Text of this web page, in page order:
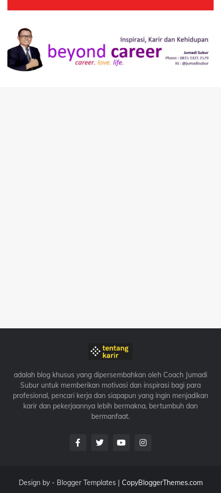
adalah blog khusus yang dipersembahkan oleh Coach Jumadi
Subur untuk memberikan motivasi dan inspirasi bagi para
profesional, pencari kerja dan siapapun yang ingin menjadikan
karir dan pekerjaannya lebih bermakna, bertumbuh dan
bermanfaat.
Design by - Blogger Templates| CopyBloggerThemes.com